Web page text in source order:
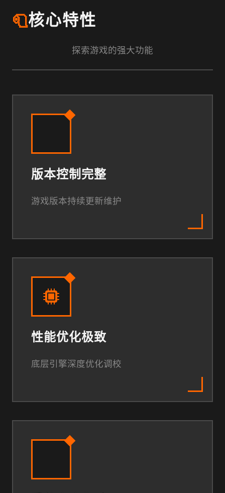
🧻核心特性
探索游戏的强大功能
版本控制完整
游戏版本持续更新维护
性能优化极致
底层引擎深度优化调校